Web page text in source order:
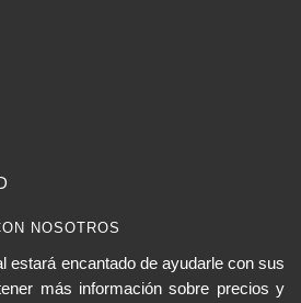
NOSOTROS
estará encantado de ayudarle con sus
más información sobre precios y